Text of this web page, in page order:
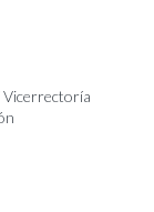
Vicerrectoría